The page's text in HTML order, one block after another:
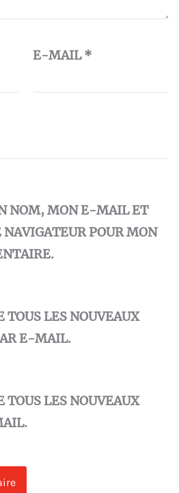
E-MAIL*
NOM, MON E-MAIL ET
POUR MON
LES NOUVEAUX
E-MAIL.
LES NOUVEAUX